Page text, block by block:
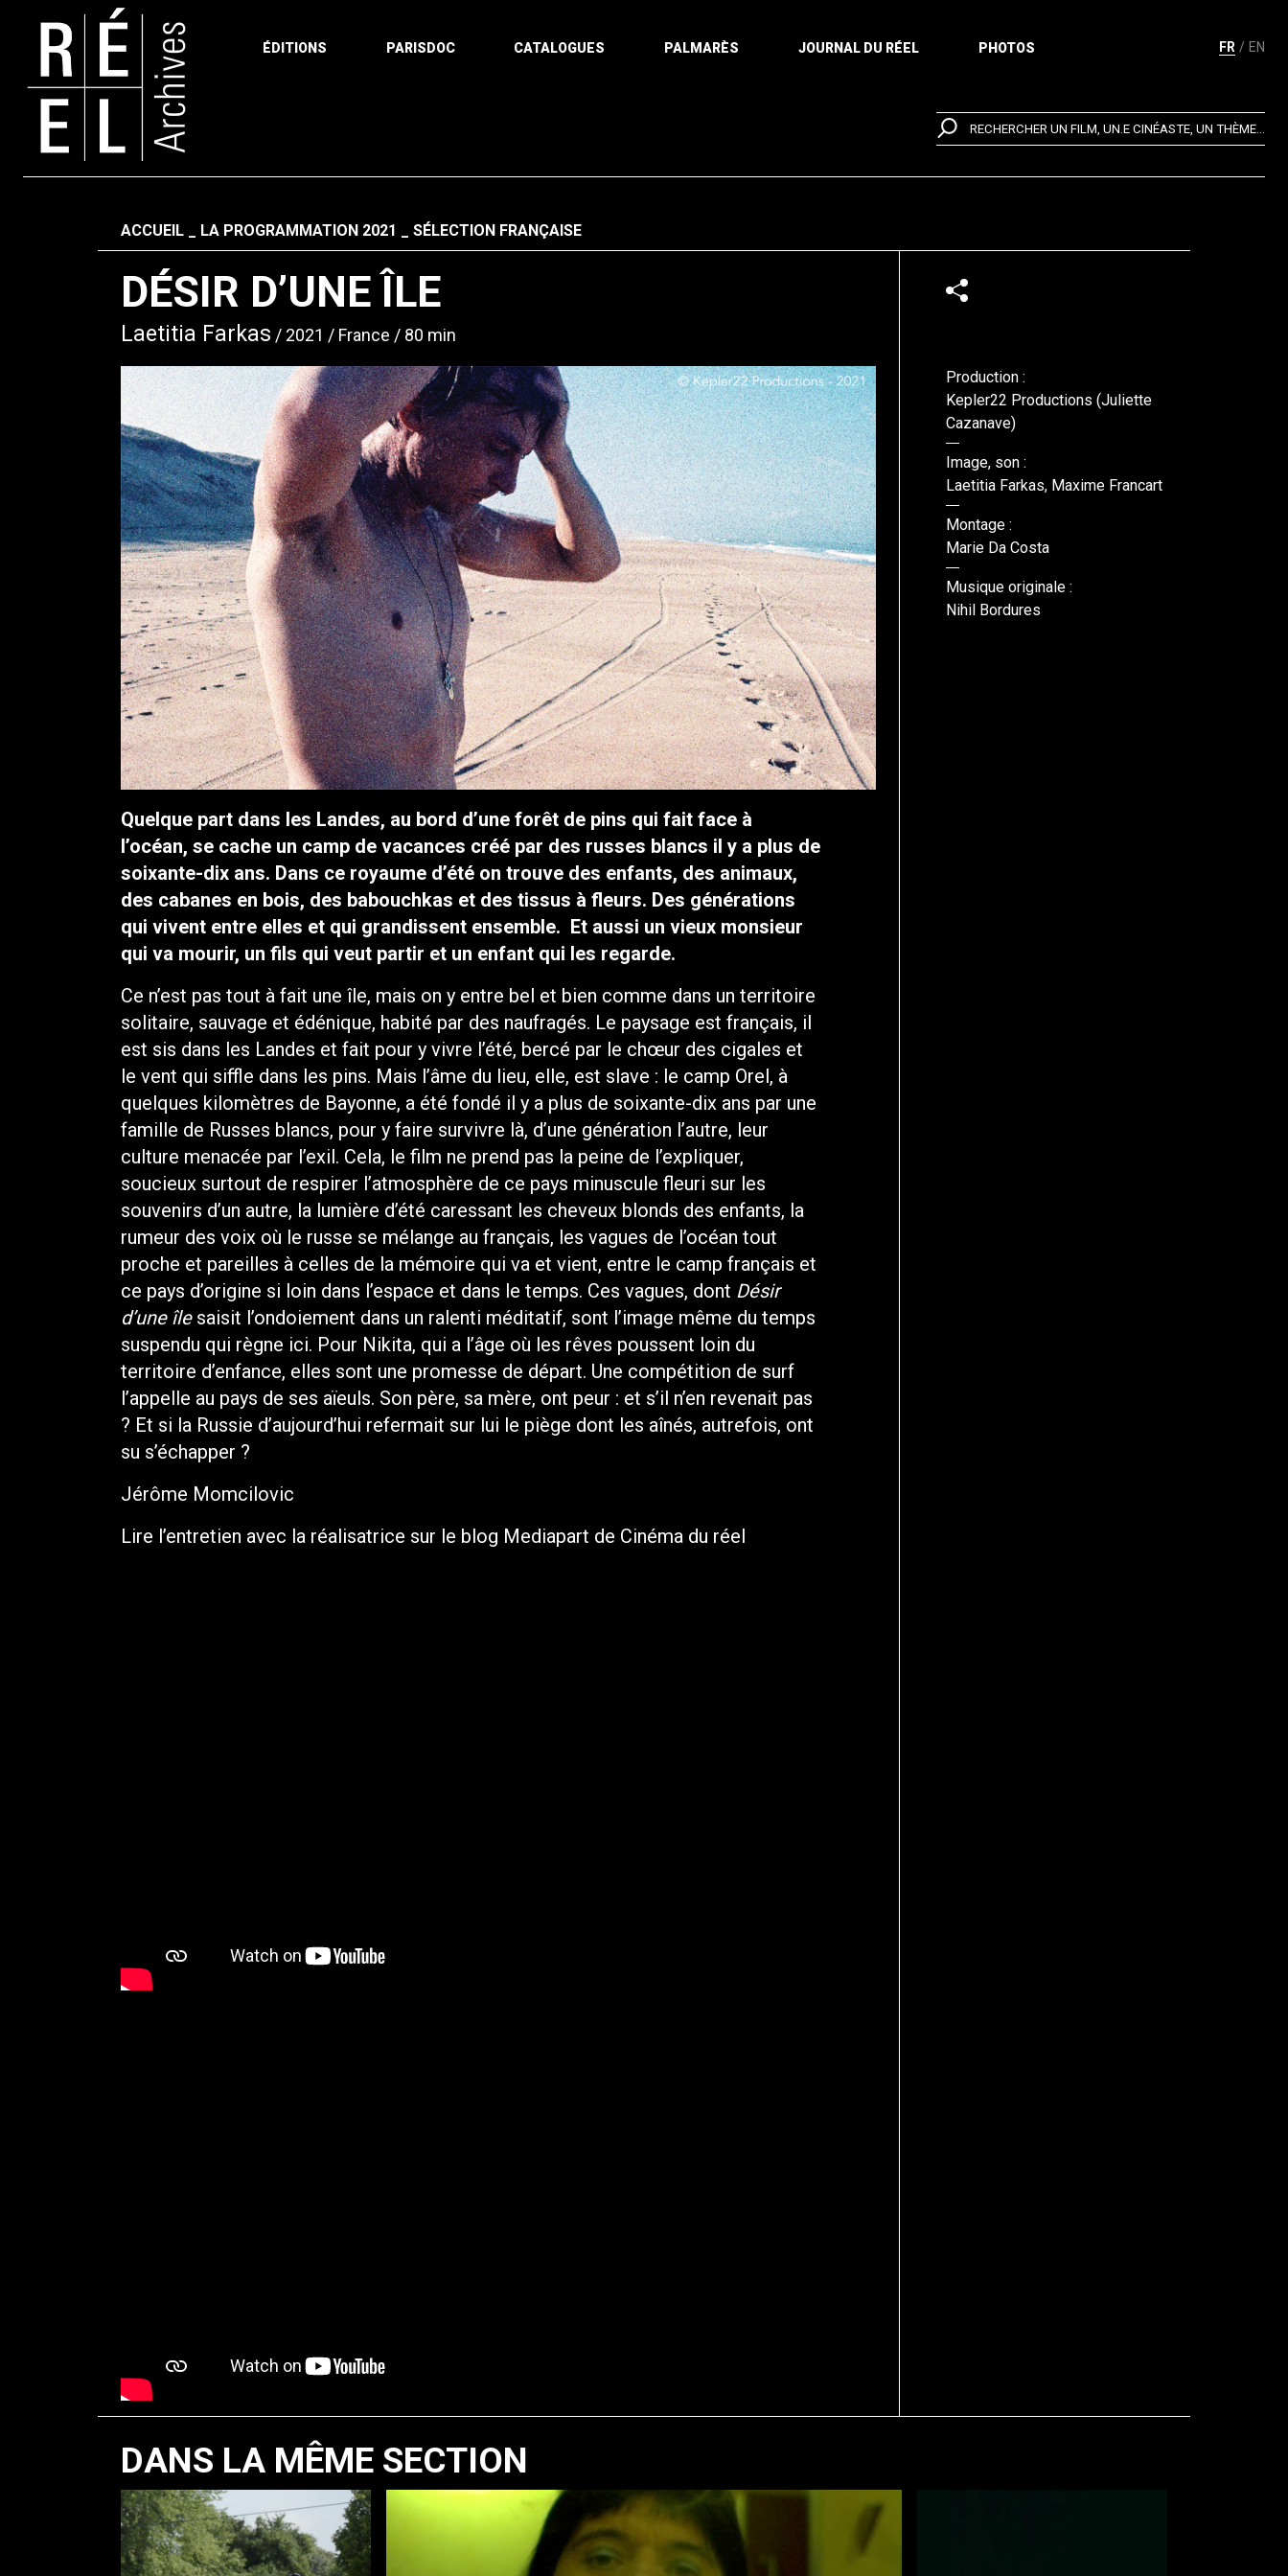
FR EN
ÉDITIONS PARISDOC CATALOGUES PALMARÈS JOURNAL DU RÉEL PHOTOS
RECHERCHER UN FILM, UN.E CINÉASTE, UN THÈME...
Fil d'ariane
ACCUEIL LA PROGRAMMATION 2021 SÉLECTION FRANÇAISE
DÉSIR D’UNE ÎLE
Laetitia Farkas 2021 France 80 min
Quelque part dans les Landes, au bord d’une forêt de pins qui fait face à
l’océan, se cache un camp de vacances créé par des russes blancs il y a plus de
soixante-dix ans. Dans ce royaume d’été on trouve des enfants, des animaux,
des cabanes en bois, des babouchkas et des tissus à fleurs. Des générations
qui vivent entre elles et qui grandissent ensemble. Et aussi un vieux monsieur
qui va mourir, un fils qui veut partir et un enfant qui les regarde.
Ce n’est pas tout à fait une île, mais on y entre bel et bien comme dans un territoire
solitaire, sauvage et édénique, habité par des naufragés. Le paysage est français, il
est sis dans les Landes et fait pour y vivre l’été, bercé par le chœur des cigales et
le vent qui siffle dans les pins. Mais l’âme du lieu, elle, est slave : le camp Orel, à
quelques kilomètres de Bayonne, a été fondé il y a plus de soixante-dix ans par une
famille de Russes blancs, pour y faire survivre là, d’une génération l’autre, leur
culture menacée par l’exil. Cela, le film ne prend pas la peine de l’expliquer,
soucieux surtout de respirer l’atmosphère de ce pays minuscule fleuri sur les
souvenirs d’un autre, la lumière d’été caressant les cheveux blonds des enfants, la
rumeur des voix où le russe se mélange au français, les vagues de l’océan tout
proche et pareilles à celles de la mémoire qui va et vient, entre le camp français et
ce pays d’origine si loin dans l’espace et dans le temps. Ces vagues, dont Désir
d’une îlesaisit l’ondoiement dans un ralenti méditatif, sont l’image même du temps
suspendu qui règne ici. Pour Nikita, qui a l’âge où les rêves poussent loin du
territoire d’enfance, elles sont une promesse de départ. Une compétition de surf
l’appelle au pays de ses aïeuls. Son père, sa mère, ont peur : et s’il n’en revenait pas
? Et si la Russie d’aujourd’hui refermait sur lui le piège dont les aînés, autrefois, ont
su s’échapper ?
Jérôme Momcilovic
Lire l’entretien avec la réalisatrice sur le blog Mediapart de Cinéma du réel
Production :
Kepler22 Productions (Juliette
Cazanave)
Image, son :
Laetitia Farkas, Maxime Francart
Montage :
Marie Da Costa
Musique originale :
Nihil Bordures
DANS LA MÊME SECTION